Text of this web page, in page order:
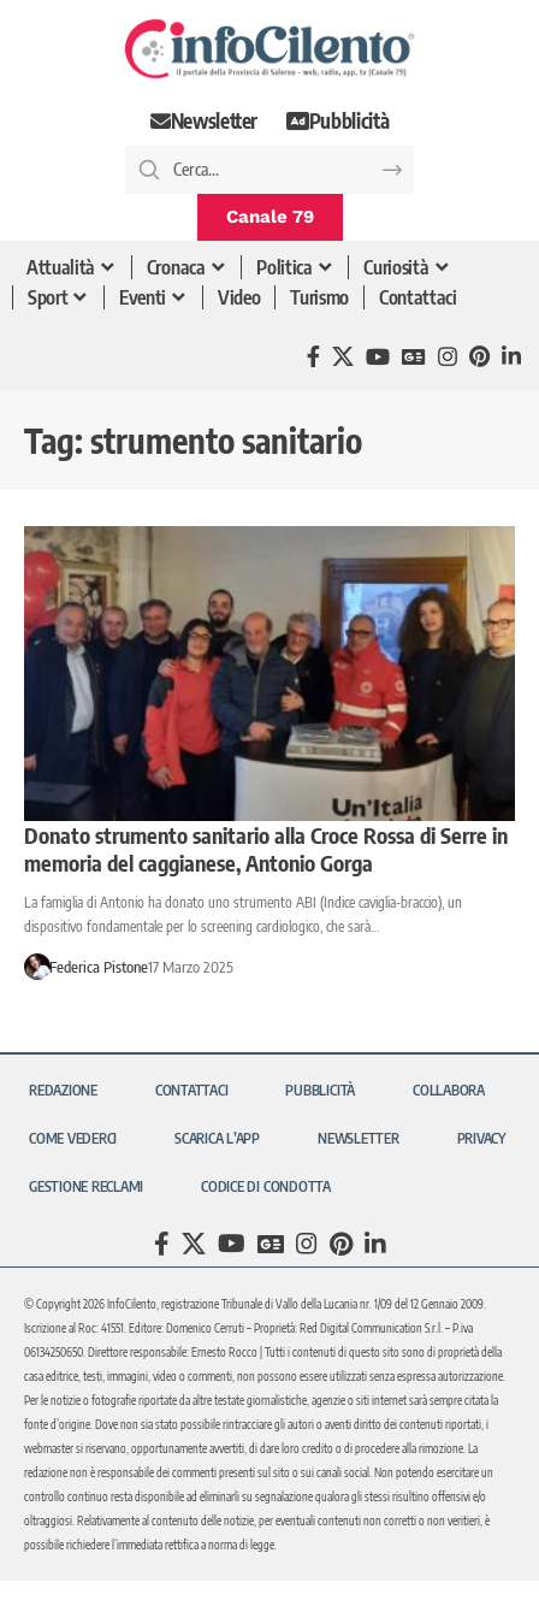
Newsletter Pubblicità
Canale 79
Attualità Cronaca Politica
Curiosità
Sport
Eventi Video Turismo Contattaci
Tag: strumento sanitario
Donato strumento sanitario alla Croce Rossa di Serre in
memoria del caggianese, Antonio Gorga
La famiglia di Antonio ha donato uno strumento ABI (Indice caviglia-braccio), un
dispositivo fondamentale per lo screening cardiologico, che sarà…
Federica Pistone17 Marzo 2025
REDAZIONE CONTATTACI PUBBLICITÀ COLLABORA
COME VEDERCI SCARICA L’APP NEWSLETTER PRIVACY
GESTIONE RECLAMI CODICE DI CONDOTTA
© Copyright 2026 InfoCilento, registrazione Tribunale di Vallo della Lucania nr. 1/09 del 12 Gennaio 2009.
Iscrizione al Roc: 41551. Editore: Domenico Cerruti – Proprietà: Red Digital Communication S.r.l. – P.iva
06134250650. Direttore responsabile: Ernesto Rocco | Tutti i contenuti di questo sito sono di proprietà della
casa editrice, testi, immagini, video o commenti, non possono essere utilizzati senza espressa autorizzazione.
Per le notizie o fotografie riportate da altre testate giornalistiche, agenzie o siti internet sarà sempre citata la
fonte d’origine. Dove non sia stato possibile rintracciare gli autori o aventi diritto dei contenuti riportati, i
webmaster si riservano, opportunamente avvertiti, di dare loro credito o di procedere alla rimozione. La
redazione non è responsabile dei commenti presenti sul sito o sui canali social. Non potendo esercitare un
controllo continuo resta disponibile ad eliminarli su segnalazione qualora gli stessi risultino offensivi e/o
oltraggiosi. Relativamente al contenuto delle notizie, per eventuali contenuti non corretti o non veritieri, è
possibile richiedere l’immediata rettifica a norma di legge.